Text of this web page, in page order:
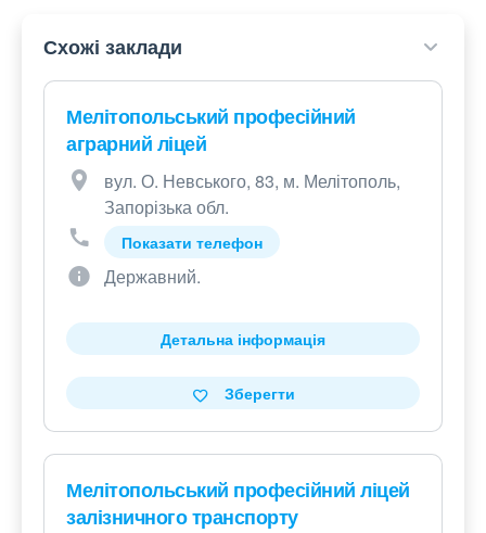
Схожі заклади
Мелітопольський професійний
аграрний ліцей
вул. О. Невського, 83, м. Мелітополь,
Запорізька обл.
Показати телефон
Державний.
Детальна інформація
Зберегти
Мелітопольський професійний ліцей
залізничного транспорту